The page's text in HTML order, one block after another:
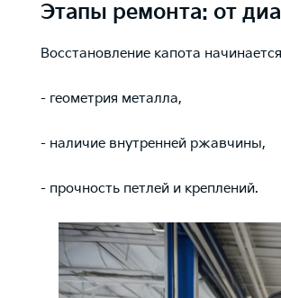
Этапы ремонта: от
Восстановление капота
- геометрия металла,
- наличие внутренней ржавчины,
- прочность петлей и креплений.